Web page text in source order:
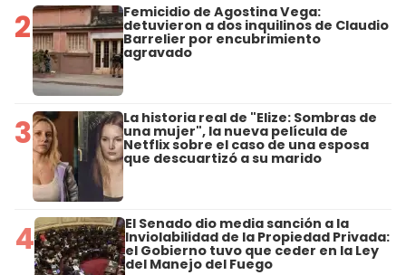
2 Femicidio de Agostina Vega:
detuvieron a dos inquilinos de Claudio
Barrelier por encubrimiento
agravado
3 La historia real de "Elize: Sombras de
una mujer", la nueva película de
Netflix sobre el caso de una esposa
que descuartizó a su marido
4 El Senado dio media sanción a la
Inviolabilidad de la Propiedad Privada:
el Gobierno tuvo que ceder en la Ley
del Manejo del Fuego